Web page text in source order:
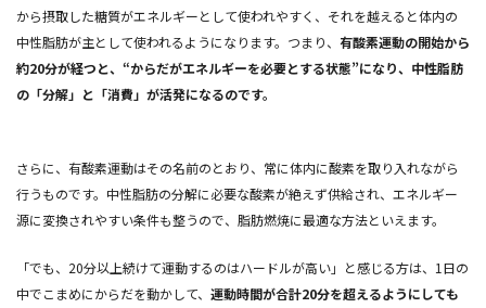
から摂取した糖質がエネルギーとして使われやすく、それを越えると体内の
中性脂肪が主として使われるようになります。つまり、 有酸素運動の開始から
約20分が経つと、“からだがエネルギーを必要とする状態”になり、中性脂肪
の「分解」と「消費」が活発になるのです。
さらに、有酸素運動はその名前のとおり、常に体内に酸素を取り入れながら
行うものです。中性脂肪の分解に必要な酸素が絶えず供給され、エネルギー
源に変換されやすい条件も整うので、脂肪燃焼に最適な方法といえます。
「でも、20分以上続けて運動するのはハードルが高い」と感じる方は、1日の
中でこまめにからだを動かして、 運動時間が合計20分を超えるようにしても